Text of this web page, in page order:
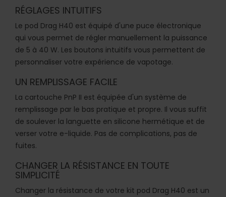
RÉGLAGES INTUITIFS
Le pod Drag H40 est équipé d'une puce électronique
qui vous permet de régler manuellement la puissance
de 5 à 40 W. Les boutons intuitifs vous permettent de
personnaliser votre expérience de vapotage.
UN REMPLISSAGE FACILE
La cartouche PnP II est équipée d'un système de
remplissage par le bas pratique et propre. Il vous suffit
de soulever la languette en silicone hermétique et de
verser votre e-liquide. Pas de complications, pas de
fuites.
CHANGER LA RÉSISTANCE EN TOUTE
SIMPLICITÉ
Changer la résistance de votre kit pod Drag H40 est un